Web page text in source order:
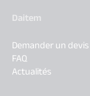
Daitem
Demander un devis
FAQ
Actualités